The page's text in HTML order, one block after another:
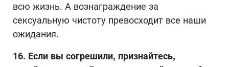
всю жизнь. А вознаграждение за
сексуальную чистоту превосходит все наши
ожидания.
16. Если вы согрешили, признайтесь,